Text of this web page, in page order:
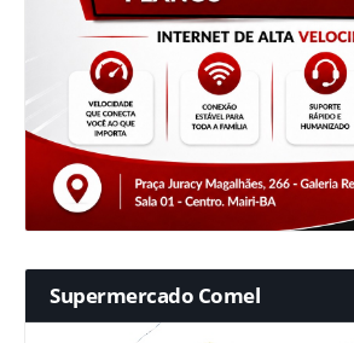
Supermercado Comel